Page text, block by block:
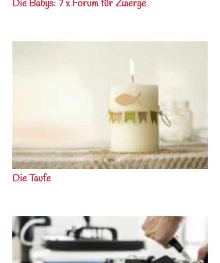
Die Babys: 7 x Forum für Zwerge
Die Taufe